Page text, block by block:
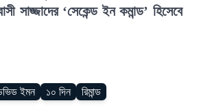
সাজ্জাদের ‘সেকেন্ড ইন কমান্ড’ হিসেবে
ইমন ১০ দিন রিমান্ড